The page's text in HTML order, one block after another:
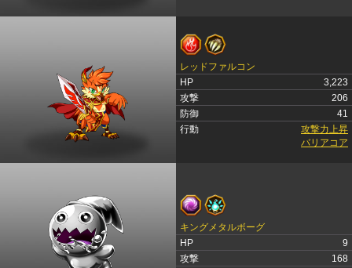
レッドファルコン
HP
3,223
攻撃
206
防御
41
行動
攻撃力上昇
バリアコア
キングメタルボーグ
HP
9
攻撃
168